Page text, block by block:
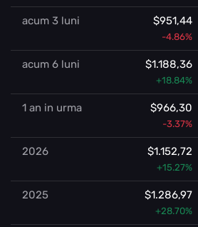
acum 3 luni $951,44
-4.86%
acum 6 luni $1.188,36
+18.84%
1 an in urma $966,30
-3.37%
2026 $1.152,72
+15.27%
2025 $1.286,97
+28.70%